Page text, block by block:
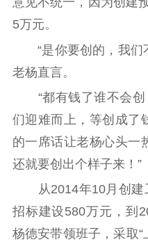
5万元。
“是你要创的，我们
老杨直言。
“都有钱了谁不会创
们迎难而上，等创成了
的一席话让老杨心头一
还就要创出个样子来！”
从2014年10月创建
招标建设580万元，到
杨德安带领班子，采取